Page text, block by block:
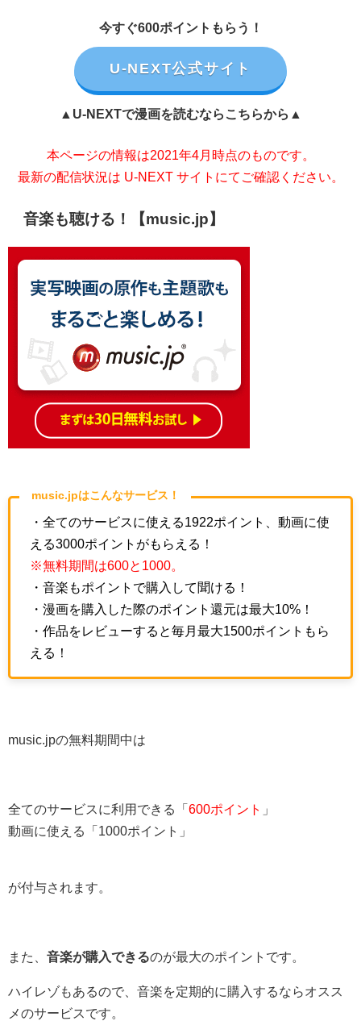
今すぐ600ポイントもらう！
U-NEXT公式サイト
▲U-NEXTで漫画を読むならこちらから▲
本ページの情報は2021年4月時点のものです。
最新の配信状況は U-NEXT サイトにてご確認ください。
音楽も聴ける！【music.jp】
music.jpはこんなサービス！
・全てのサービスに使える1922ポイント、動画に使
える3000ポイントがもらえる！
※無料期間は600と1000。
・音楽もポイントで購入して聞ける！
・漫画を購入した際のポイント還元は最大10%！
・作品をレビューすると毎月最大1500ポイントもら
える！
music.jpの無料期間中は
全てのサービスに利用できる「 600ポイント
」
動画に使える「1000ポイント」
が付与されます。
また、 音楽が購入できるのが最大のポイントです。
ハイレゾもあるので、音楽を定期的に購入するならオスス
メのサービスです。